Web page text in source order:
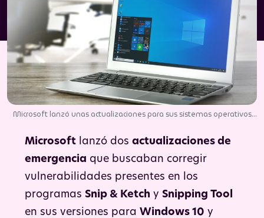
Microsoft lanzó unas actualizaciones para sus sistemas operativos
de recorte y edición de capturas de pantalla. | Foto: Pixabay.
Microsoft lanzó dos actualizaciones de
emergencia que buscaban corregir
vulnerabilidades presentes en los
programas Snip & Ketch y Snipping Tool
en sus versiones para Windows 10 y